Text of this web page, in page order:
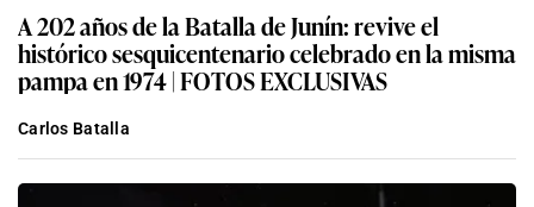
A 202 años de la Batalla de Junín: revive el
histórico sesquicentenario celebrado en la misma
pampa en 1974 | FOTOS EXCLUSIVAS
Carlos Batalla